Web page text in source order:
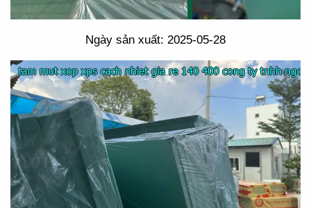
Ngày sản xuất: 2025-05-28